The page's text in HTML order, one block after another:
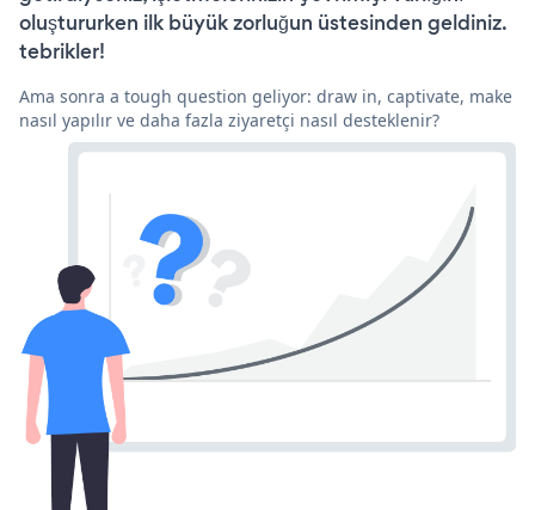
oluştururken ilk büyük zorluğun üstesinden geldiniz.
tebrikler!
Ama sonra a tough question geliyor: draw in, captivate, make
nasıl yapılır ve daha fazla ziyaretçi nasıl desteklenir?